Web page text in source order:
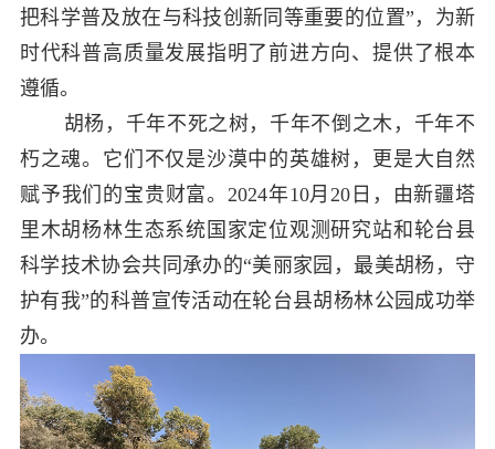
把科学普及放在与科技创新同等重要的位置”，为新
时代科普高质量发展指明了前进方向、提供了根本
遵循。
胡杨，千年不死之树，千年不倒之木，千年不
朽之魂。它们不仅是沙漠中的英雄树，更是大自然
赋予我们的宝贵财富。2024年10月20日，由新疆塔
里木胡杨林生态系统国家定位观测研究站和轮台县
科学技术协会共同承办的“美丽家园，最美胡杨，守
护有我”的科普宣传活动在轮台县胡杨林公园成功举
办。